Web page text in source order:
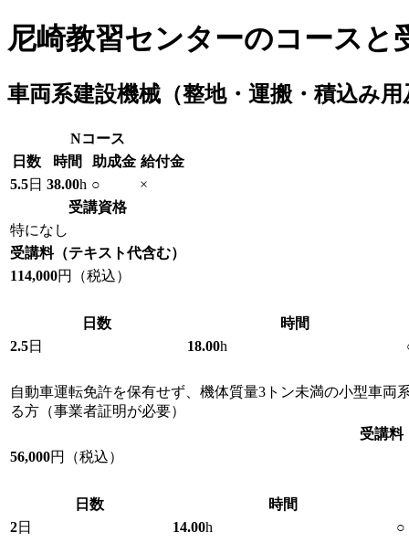
尼崎教習センターのコースと
車両系建設機械（整地・運搬・積込み
Nコース
日数
時間 助成金 給付金
5.5日 38.00h ○
×
受講資格
特になし
受講料（テキスト代含む）
114,000円（税込）
日数
時間
2.5日 18.00h
自動車運転免許を保有せず、機体質量3トン未満の小型車
る方（事業者証明が必要）
受講料
56,000円（税込）
日数
時間
2日 14.00h ○